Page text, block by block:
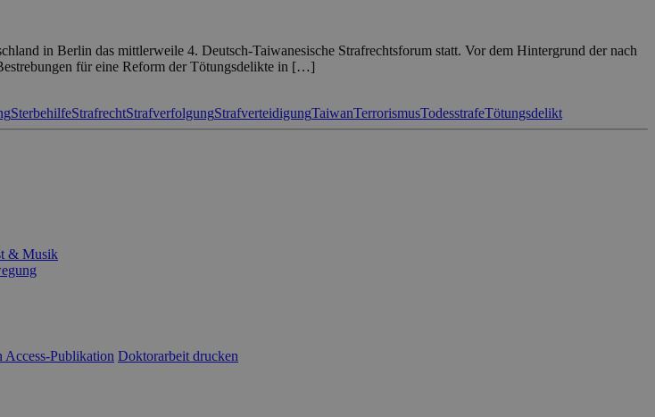
in Berlin das mittlerweile 4. Deutsch-Taiwanesische Strafrechtsforum statt. Vor dem Hintergrund der nach
für eine Reform der Tötungsdelikte in […]
SterbehilfeStrafrechtStrafverfolgungStrafverteidigungTaiwanTerrorismusTodesstrafeTötungsdelikt
& Musik
Access-Publikation Doktorarbeit drucken